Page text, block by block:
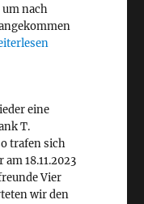
nach
Frühjahr 2024“
eine
T.
trafen sich
18.11.2023
Vier
wir den